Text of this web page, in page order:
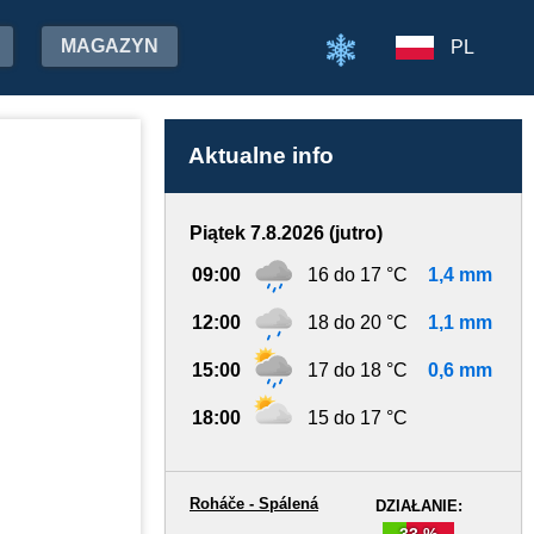
MAGAZYN PL
Aktualne info
Piątek 7.8.2026 (jutro)
09:00 16 do 17 °C 1,4 mm
12:00 18 do 20 °C 1,1 mm
15:00 17 do 18 °C 0,6 mm
18:00 15 do 17 °C
DZIAŁANIE:
Roháče - Spálená